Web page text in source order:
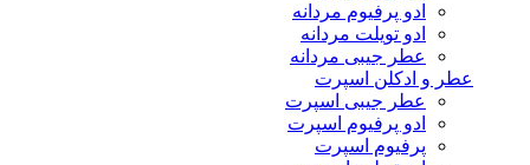
ادو پرفیوم مردانه
ادو تویلت مردانه
عطر جیبی مردانه
عطر و ادکلن اسپرت
عطر جیبی اسپرت
ادو پرفیوم اسپرت
پرفیوم اسپرت